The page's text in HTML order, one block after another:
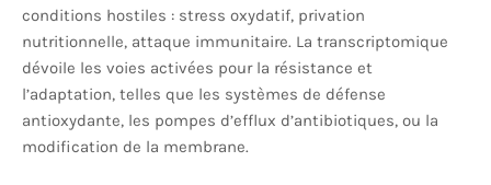
conditions hostiles : stress oxydatif, privation
nutritionnelle, attaque immunitaire. La transcriptomique
dévoile les voies activées pour la résistance et
l’adaptation, telles que les systèmes de défense
antioxydante, les pompes d’efflux d’antibiotiques, ou la
modification de la membrane.